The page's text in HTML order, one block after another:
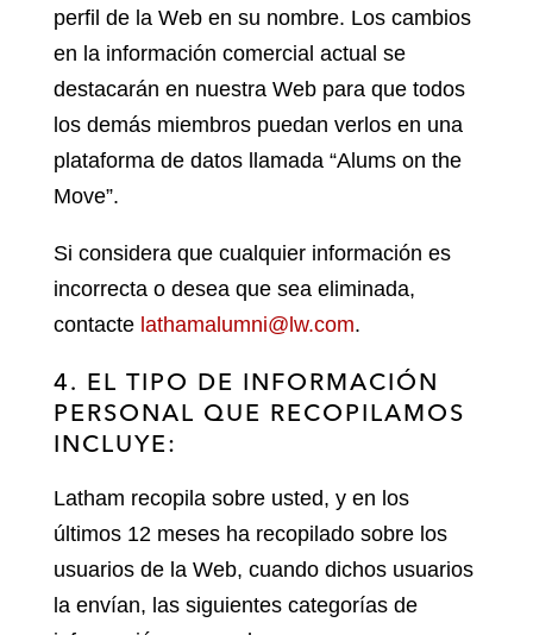
perfil de la Web en su nombre. Los cambios
en la información comercial actual se
destacarán en nuestra Web para que todos
los demás miembros puedan verlos en una
plataforma de datos llamada “Alums on the
Move”.
Si considera que cualquier información es
incorrecta o desea que sea eliminada,
contacte lathamalumni@lw.com.
4. EL TIPO DE INFORMACIÓN
PERSONAL QUE RECOPILAMOS
INCLUYE:
Latham recopila sobre usted, y en los
últimos 12 meses ha recopilado sobre los
usuarios de la Web, cuando dichos usuarios
la envían, las siguientes categorías de